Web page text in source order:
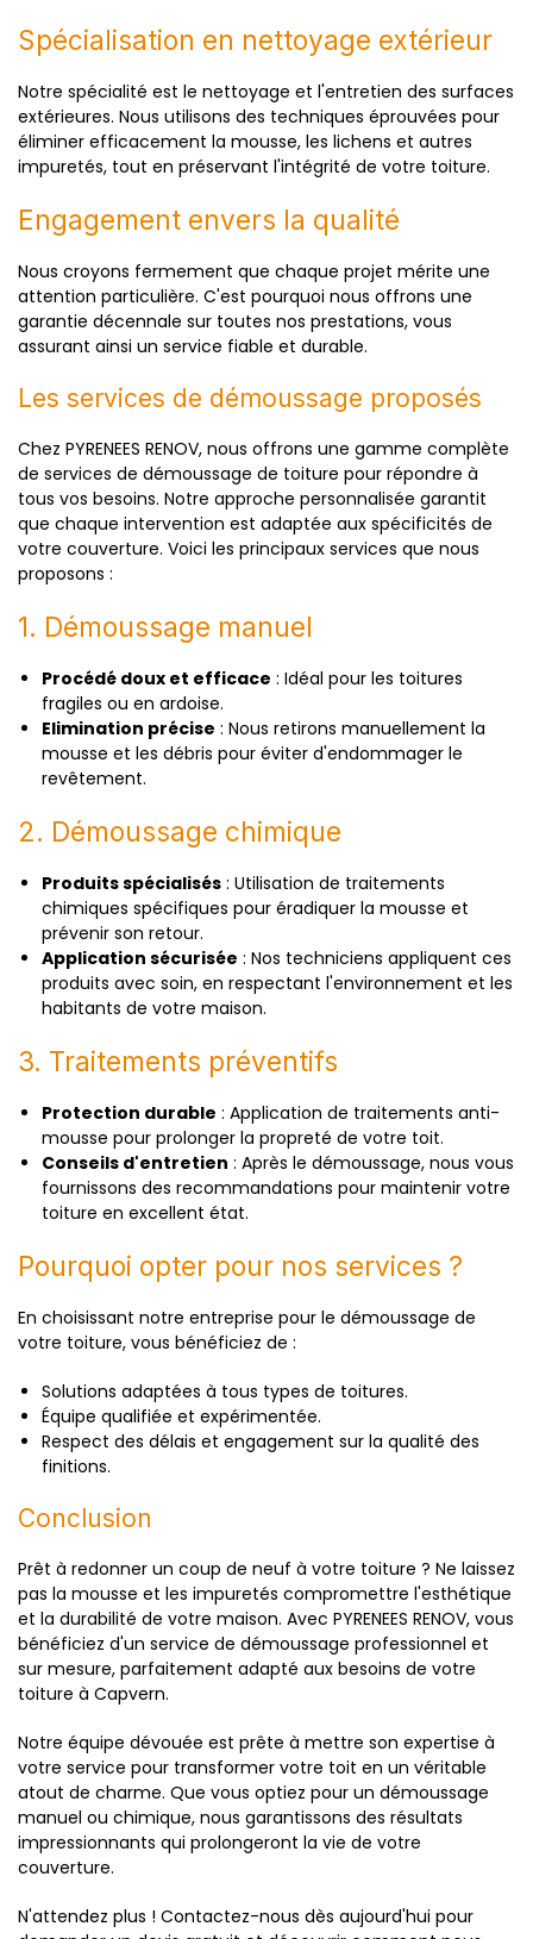
Spécialisation en nettoyage extérieur
Notre spécialité est le nettoyage et l'entretien des surfaces
extérieures. Nous utilisons des techniques éprouvées pour
éliminer efficacement la mousse, les lichens et autres
impuretés, tout en préservant l'intégrité de votre toiture.
Engagement envers la qualité
Nous croyons fermement que chaque projet mérite une
attention particulière. C'est pourquoi nous offrons une
garantie décennale sur toutes nos prestations, vous
assurant ainsi un service fiable et durable.
Les services de démoussage proposés
Chez PYRENEES RENOV, nous offrons une gamme complète
de services de démoussage de toiture pour répondre à
tous vos besoins. Notre approche personnalisée garantit
que chaque intervention est adaptée aux spécificités de
votre couverture. Voici les principaux services que nous
proposons :
1. Démoussage manuel
Procédé doux et efficace : Idéal pour les toitures
fragiles ou en ardoise.
Elimination précise : Nous retirons manuellement la
mousse et les débris pour éviter d'endommager le
revêtement.
2. Démoussage chimique
Produits spécialisés : Utilisation de traitements
chimiques spécifiques pour éradiquer la mousse et
prévenir son retour.
Application sécurisée : Nos techniciens appliquent ces
produits avec soin, en respectant l'environnement et les
habitants de votre maison.
3. Traitements préventifs
Protection durable : Application de traitements anti-
mousse pour prolonger la propreté de votre toit.
Conseils d'entretien : Après le démoussage, nous vous
fournissons des recommandations pour maintenir votre
toiture en excellent état.
Pourquoi opter pour nos services ?
En choisissant notre entreprise pour le démoussage de
votre toiture, vous bénéficiez de :
Solutions adaptées à tous types de toitures.
Équipe qualifiée et expérimentée.
Respect des délais et engagement sur la qualité des
finitions.
Conclusion
Prêt à redonner un coup de neuf à votre toiture ? Ne laissez
pas la mousse et les impuretés compromettre l'esthétique
et la durabilité de votre maison. Avec PYRENEES RENOV, vous
bénéficiez d'un service de démoussage professionnel et
sur mesure, parfaitement adapté aux besoins de votre
toiture à Capvern.
Notre équipe dévouée est prête à mettre son expertise à
votre service pour transformer votre toit en un véritable
atout de charme. Que vous optiez pour un démoussage
manuel ou chimique, nous garantissons des résultats
impressionnants qui prolongeront la vie de votre
couverture.
N'attendez plus ! Contactez-nous dès aujourd'hui pour